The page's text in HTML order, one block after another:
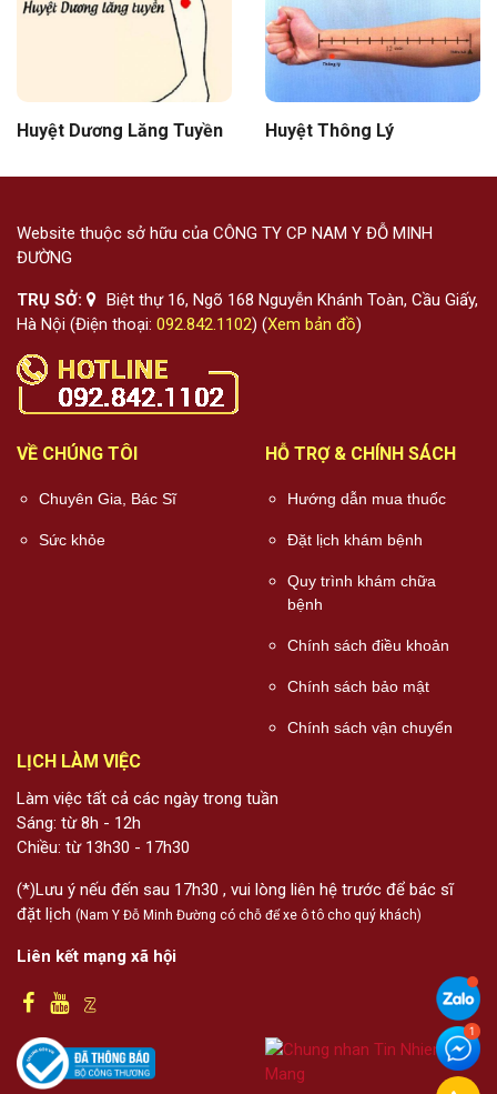
Huyệt Dương Lăng Tuyền Huyệt Thông Lý
Website thuộc sở hữu của CÔNG TY CP NAM Y ĐỖ MINH
ĐƯỜNG
TRỤ SỞ:
Biệt thự 16, Ngõ 168 Nguyễn Khánh Toàn, Cầu Giấy,
Hà Nội (Điện thoại: 092.842.1102) (Xem bản đồ)
VỀ CHÚNG TÔI
Chuyên Gia, Bác Sĩ
Sức khỏe
HỖ TRỢ & CHÍNH SÁCH
Hướng dẫn mua thuốc
Đặt lịch khám bệnh
Quy trình khám chữa
bệnh
Chính sách điều khoản
Chính sách bảo mật
Chính sách vận chuyển
LỊCH LÀM VIỆC
Làm việc tất cả các ngày trong tuần
Sáng: từ 8h - 12h
Chiều: từ 13h30 - 17h30
(*)Lưu ý nếu đến sau 17h30 , vui lòng liên hệ trước để bác sĩ
đặt lịch (Nam Y Đỗ Minh Đường có chỗ để xe ô tô cho quý khách)
Liên kết mạng xã hội